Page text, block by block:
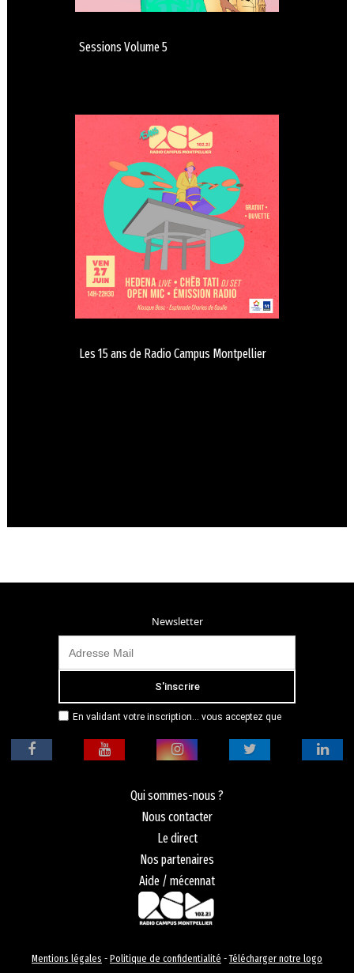
Sessions Volume 5
Les 15 ans de Radio Campus Montpellier
Newsletter
En validant votre inscription... vous acceptez que
adresse email dans le but de vous envoyer
mensuellement sa lettre d’informations. Pour plus
politique de confidentialité.
Qui sommes-nous ?
Nous contacter
Le direct
Nos partenaires
Aide / mécennat
Mentions légales - Politique de confidentialité -Télécharger notre logo